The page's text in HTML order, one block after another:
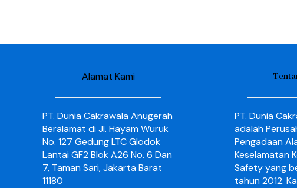
Alamat Kami
PT. Dunia Cakrawala Anugerah
Beralamat di Jl. Hayam Wuruk
No. 127 Gedung LTC Glodok
Lantai GF2 Blok A26 No. 6 Dan
7, Taman Sari, Jakarta Barat
11180
PT. Dunia
adalah
Pengadaan
Keselamatan
Safety yang
tahun 2012.